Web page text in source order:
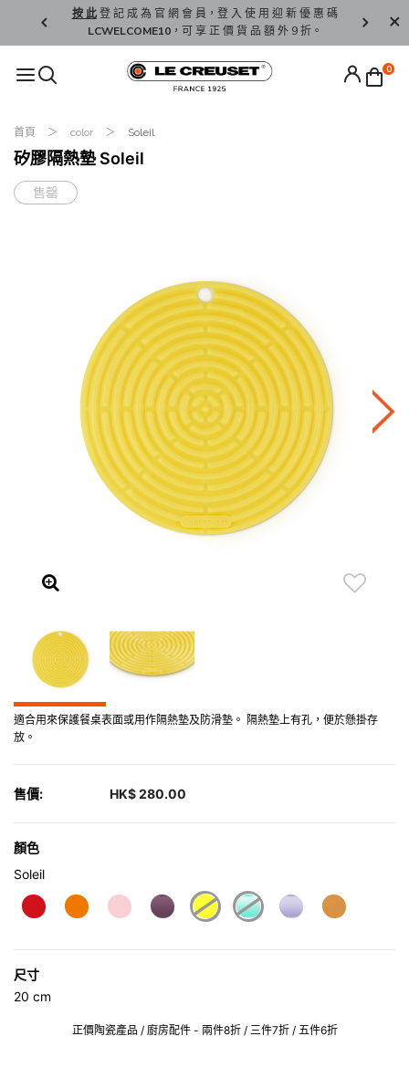
按 此登 記 成 為 官 網 會 員，登 入 使 用 迎 新 優 惠 碼
LCWELCOME10，可 享 正 價 貨 品 額 外 9 折。
香 港 / 澳
0
首頁 color Soleil
矽膠隔熱墊 Soleil
售罄
適合用來保護餐桌表面或用作隔熱墊及防滑墊。 隔熱墊上有孔，便於懸掛存
放。
售價: HK$ 280.00
顏色
Soleil
尺寸
20 cm
正價陶瓷產品 / 廚房配件 - 兩件8折 / 三件7折 / 五件6折